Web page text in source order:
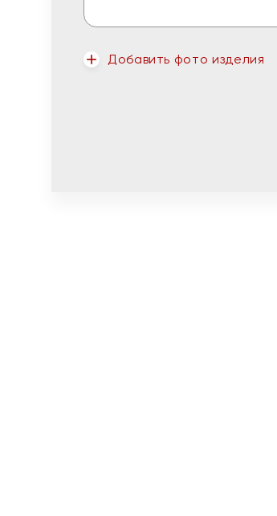
Добавить фото изделия